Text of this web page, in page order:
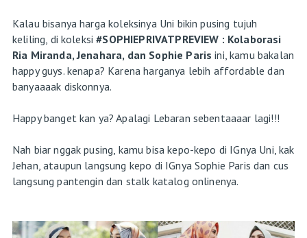
Kalau bisanya harga koleksinya Uni bikin pusing tujuh
keliling, di koleksi#SOPHIEPRIVATPREVIEW : Kolaborasi
Ria Miranda, Jenahara, dan Sophie Parisini, kamu bakalan
happy guys. kenapa? Karena harganya lebih affordable dan
banyaaaak diskonnya.
Happy banget kan ya? Apalagi Lebaran sebentaaaar lagi!!!
Nah biar nggak pusing, kamu bisa kepo-kepo di IGnya Uni, kak
Jehan, ataupun langsung kepo di IGnya Sophie Paris dan cus
langsung pantengin dan stalk katalog onlinenya.